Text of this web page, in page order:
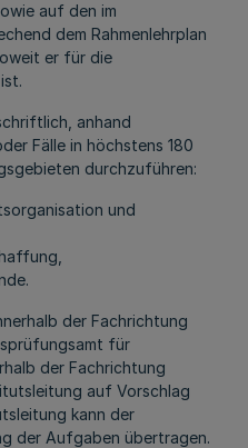
auf den im
dem Rahmenlehrplan
er für die
anhand
Fälle in höchstens 180
durchzuführen:
und
der Fachrichtung
für
der Fachrichtung
auf Vorschlag
kann der
der Aufgaben übertragen.